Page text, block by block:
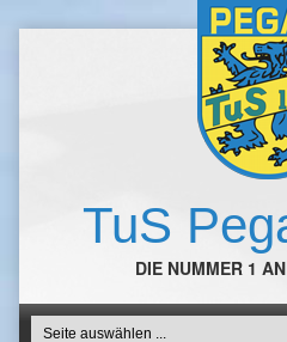
TuS
DIE NUMMER 1